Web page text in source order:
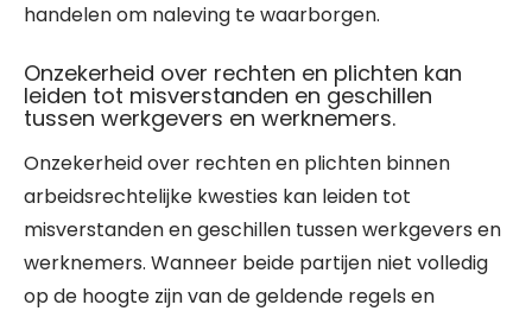
handelen om naleving te waarborgen.
Onzekerheid over rechten en plichten kan
leiden tot misverstanden en geschillen
tussen werkgevers en werknemers.
Onzekerheid over rechten en plichten binnen
arbeidsrechtelijke kwesties kan leiden tot
misverstanden en geschillen tussen werkgevers en
werknemers. Wanneer beide partijen niet volledig
op de hoogte zijn van de geldende regels en